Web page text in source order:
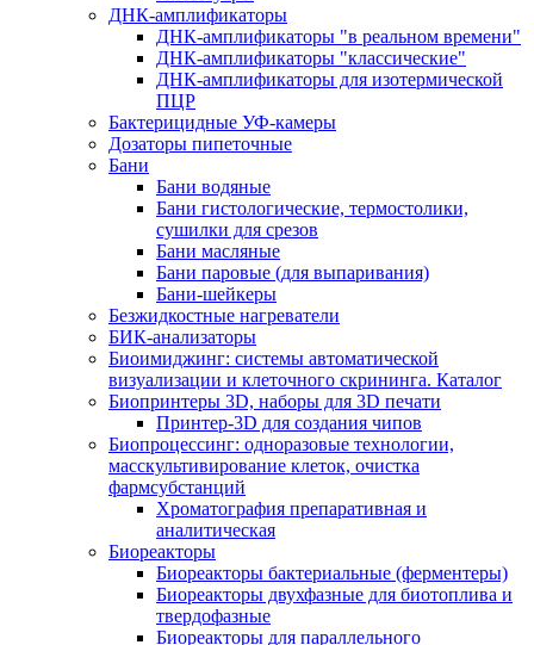
ДНК-амплификаторы
ДНК-амплификаторы "в реальном времени"
ДНК-амплификаторы "классические"
ДНК-амплификаторы для изотермической
ПЦР
Бактерицидные УФ-камеры
Дозаторы пипеточные
Бани
Бани водяные
Бани гистологические, термостолики,
сушилки для срезов
Бани масляные
Бани паровые (для выпаривания)
Бани-шейкеры
Безжидкостные нагреватели
БИК-анализаторы
Биоимиджинг: системы автоматической
визуализации и клеточного скрининга. Каталог
Биопринтеры 3D, наборы для 3D печати
Принтер-3D для создания чипов
Биопроцессинг: одноразовые технологии,
масскультивирование клеток, очистка
фармсубстанций
Хроматография препаративная и
аналитическая
Биореакторы
Биореакторы бактериальные (ферментеры)
Биореакторы двухфазные для биотоплива и
твердофазные
Биореакторы для параллельного